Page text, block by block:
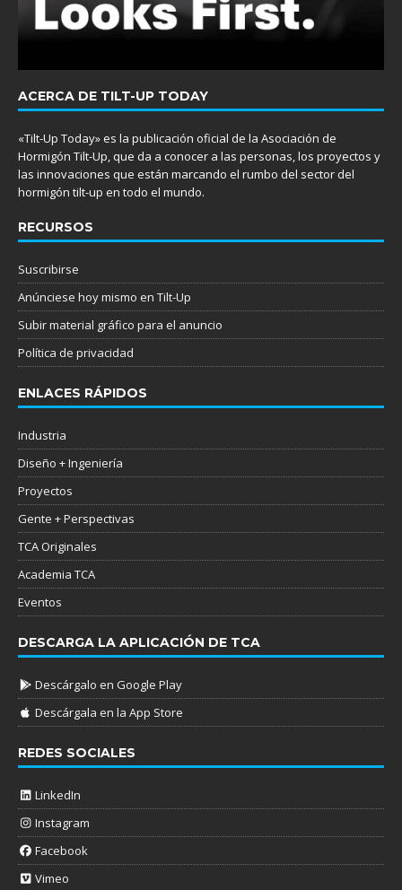
ACERCA DE TILT-UP TODAY
«Tilt-Up Today» es la publicación oficial de la Asociación de
Hormigón Tilt-Up, que da a conocer a las personas, los proyectos y
las innovaciones que están marcando el rumbo del sector del
hormigón tilt-up en todo el mundo.
RECURSOS
Suscribirse
Anúnciese hoy mismo en Tilt-Up
Subir material gráfico para el anuncio
Política de privacidad
ENLACES RÁPIDOS
Industria
Diseño + Ingeniería
Proyectos
Gente + Perspectivas
TCA Originales
Academia TCA
Eventos
DESCARGA LA APLICACIÓN DE TCA
Descárgalo en Google Play
Descárgala en la App Store
REDES SOCIALES
LinkedIn
Instagram
Facebook
Vimeo